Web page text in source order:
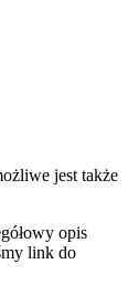
jest także
opis
link do